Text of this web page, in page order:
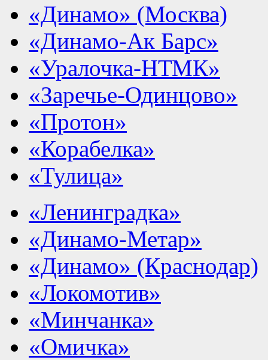
«Динамо» (Москва)
«Динамо-Ак Барс»
«Уралочка-НТМК»
«Заречье-Одинцово»
«Протон»
«Корабелка»
«Тулица»
«Ленинградка»
«Динамо-Метар»
«Динамо» (Краснодар)
«Локомотив»
«Минчанка»
«Омичка»